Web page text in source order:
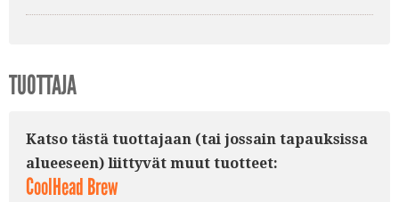
TUOTTAJA
Katso tästä tuottajaan (tai jossain tapauksissa
alueeseen) liittyvät muut tuotteet:
CoolHead Brew